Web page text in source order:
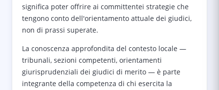
significa poter offrire ai committentei strategie che
tengono conto dell'orientamento attuale dei giudici,
non di prassi superate.
La conoscenza approfondita del contesto locale —
tribunali, sezioni competenti, orientamenti
giurisprudenziali dei giudici di merito — è parte
integrante della competenza di chi esercita la